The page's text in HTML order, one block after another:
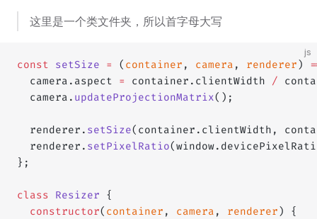
这里是一个类文件夹，所以首字母大写
js
const setSize = ( container , camera , renderer )
  camera.aspect
= container.clientWidth /
  camera.
updateProjectionMatrix();
  renderer.
setSize(container.clientWidth,
  renderer.
setPixelRatio
};
class Resizer {
  constructor
( container , camera , renderer ) {